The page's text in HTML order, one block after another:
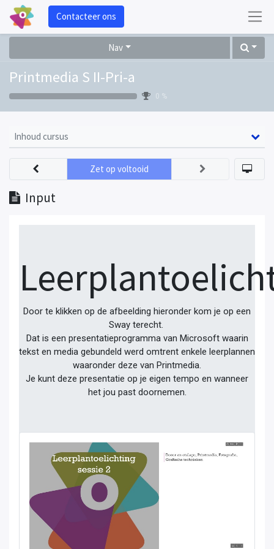
Contacteer ons
Nav
Printmedia S II-Pri-a
0 %
Inhoud cursus
Input
Zet op voltooid
Door te klikken op de afbeelding hieronder kom je op een
Sway terecht.
Dat is een presentatieprogramma van Microsoft waarin
tekst en media gebundeld werd omtrent enkele leerplannen
waaronder deze van Printmedia.
Je kunt deze presentatie op je eigen tempo en wanneer
het jou past doornemen.